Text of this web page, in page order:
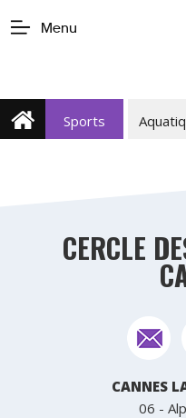
Menu
Sports
CERCLE
CANNES
06 -